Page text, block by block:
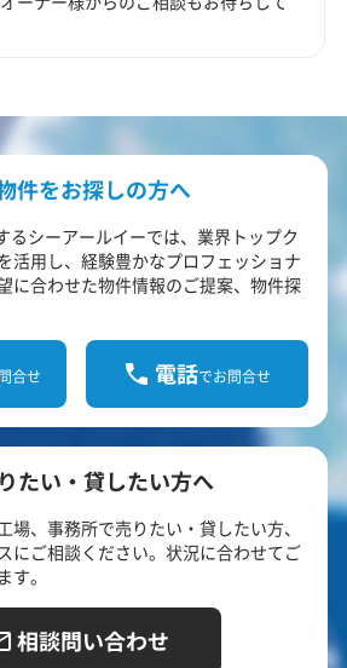
件をお探しの方へ
るシーアールイーでは、業界トップク
活用し、経験豊かなプロフェッショナ
に合わせた物件情報のご提案、物件探
合せ 電話でお問合せ
たい・貸したい方へ
場、事務所で売りたい・貸したい方、
にご相談ください。状況に合わせてご
。
相談問い合わせ